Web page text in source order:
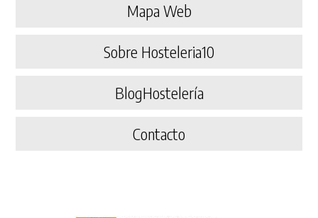
Mapa Web
Sobre Hosteleria10
BlogHostelería
Contacto